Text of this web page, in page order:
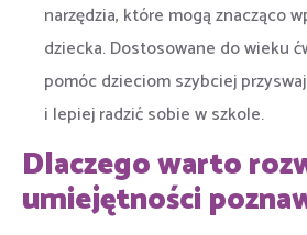
narzędzia, które mogą znacząco
dziecka. Dostosowane do wieku
pomóc dzieciom szybciej
i lepiej radzić sobie w szkole.
Dlaczego warto
umiejętności